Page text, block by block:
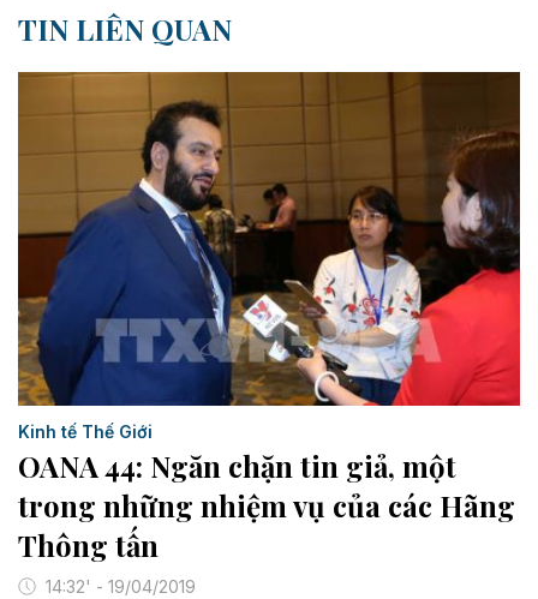
TIN LIÊN QUAN
Kinh tế Thế Giới
OANA 44: Ngăn chặn tin giả, một
trong những nhiệm vụ của các Hãng
Thông tấn
14:32' - 19/04/2019